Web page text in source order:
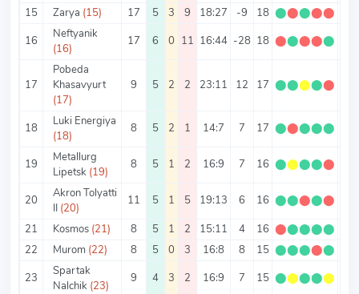
15
Zarya (15) 17 5 3 9 18:27 -9 18 ⬤⬤⬤⬤⬤
16
Neftyanik
(16)
17 6 0 11 16:44 -28 18 ⬤⬤⬤⬤⬤
17
Pobeda
Khasavyurt
(17)
9 5 2 2 23:11 12 17 ⬤⬤⬤⬤⬤
18
Luki Energiya
(18)
8 5 2 1 14:7 7 17 ⬤⬤⬤⬤⬤
19
Metallurg
Lipetsk (19)
8 5 1 2 16:9 7 16 ⬤⬤⬤⬤⬤
20
Akron Tolyatti
II (20)
11 5 1 5 19:13 6 16 ⬤⬤⬤⬤⬤
21
Kosmos (21) 8 5 1 2 15:11 4 16 ⬤⬤⬤⬤⬤
22
Murom (22) 8 5 0 3 16:8 8 15 ⬤⬤⬤⬤⬤
23
Spartak
Nalchik (23)
9 4 3 2 16:9 7 15 ⬤⬤⬤⬤⬤